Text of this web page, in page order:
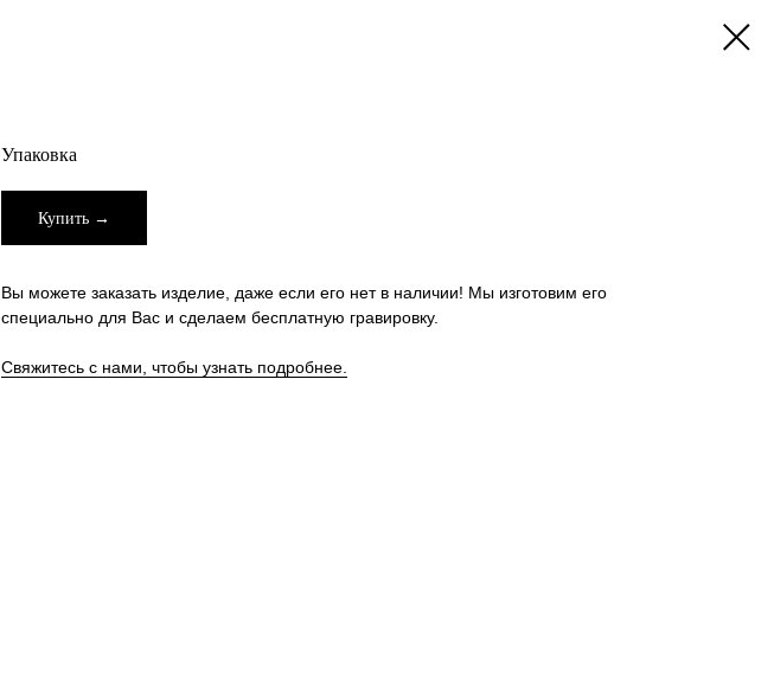
Упаковка
Купить →
Вы можете заказать изделие, даже если его нет в наличии! Мы изготовим его
специально для Вас и сделаем бесплатную гравировку.
Свяжитесь с нами, чтобы узнать подробнее.